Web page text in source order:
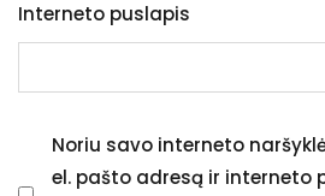
Interneto puslapis
Noriu savo interneto
el. pašto adresą ir interneto